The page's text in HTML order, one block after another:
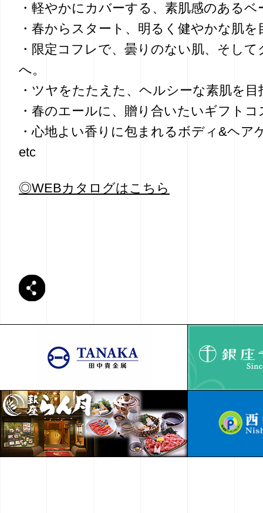
・軽やかにカバーする、素肌感のある
・春からスタート、明るく健やかな肌を
・限定コフレで、曇りのない肌、そし
へ。
・ツヤをたたえた、ヘルシーな素肌を目
・春のエールに、贈り合いたいギフトコ
・心地よい香りに包まれるボディ&ヘア
etc
◎WEBカタログはこちら